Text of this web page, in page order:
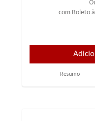
com Boleto
Resumo